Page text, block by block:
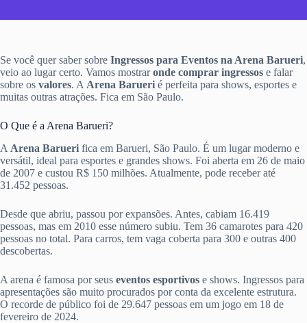
Se você quer saber sobre Ingressos para Eventos na Arena Barueri,
veio ao lugar certo. Vamos mostraronde comprar ingressos e falar
sobre os valores. A Arena Barueri é perfeita para shows, esportes e
muitas outras atrações. Fica em São Paulo.
O Que é a Arena Barueri?
A Arena Barueri fica em Barueri, São Paulo. É um lugar moderno e
versátil, ideal para esportes e grandes shows. Foi aberta em 26 de maio
de 2007 e custou R$ 150 milhões. Atualmente, pode receber até
31.452 pessoas.
Desde que abriu, passou por expansões. Antes, cabiam 16.419
pessoas, mas em 2010 esse número subiu. Tem 36 camarotes para 420
pessoas no total. Para carros, tem vaga coberta para 300 e outras 400
descobertas.
A arena é famosa por seus eventos esportivos e shows. Ingressos para
apresentações são muito procurados por conta da excelente estrutura.
O recorde de público foi de 29.647 pessoas em um jogo em 18 de
fevereiro de 2024.